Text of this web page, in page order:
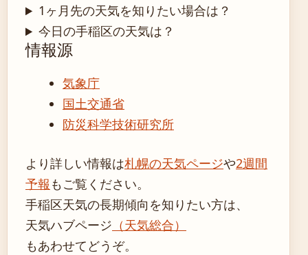
1ヶ月先の天気を知りたい場合は？
今日の手稲区の天気は？
情報源
気象庁
国土交通省
防災科学技術研究所
より詳しい情報は札幌の天気ページや2週間
予報 もご覧ください。
手稲区天気の長期傾向を知りたい方は、
天気ハブページ （天気総合）
もあわせてどうぞ。